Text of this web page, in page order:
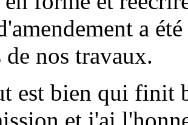
a
de nos travaux.
est bien qui finit